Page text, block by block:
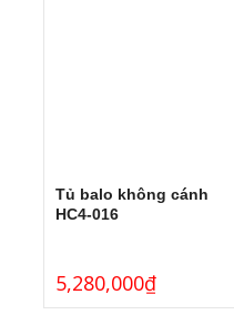
Tủ balo không cánh
HC4-016
5,280,000₫